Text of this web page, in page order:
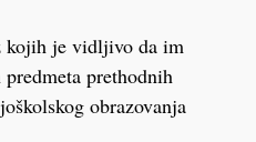
kojih je vidljivo da im
prethodnih
obrazovanja